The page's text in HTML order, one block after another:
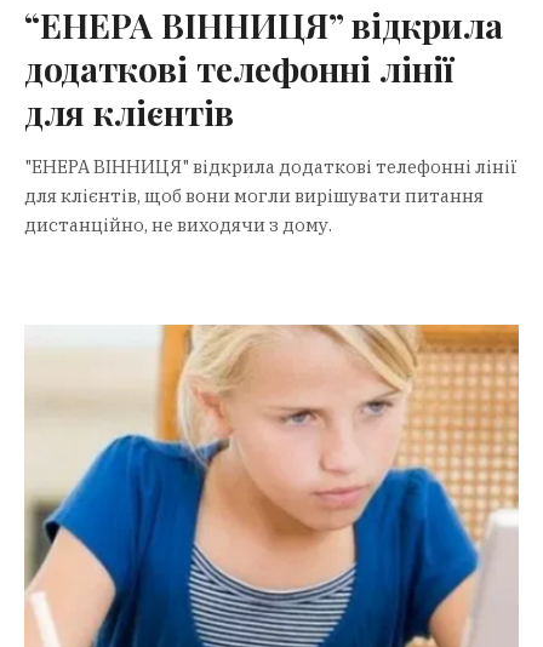
“ЕНЕРА ВІННИЦЯ” відкрила
додаткові телефонні лінії
для клієнтів
"ЕНЕРА ВІННИЦЯ" відкрила додаткові телефонні лінії
для клієнтів, щоб вони могли вирішувати питання
дистанційно, не виходячи з дому.